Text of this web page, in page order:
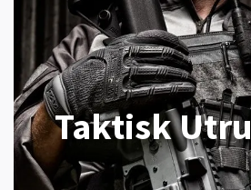
Taktisk